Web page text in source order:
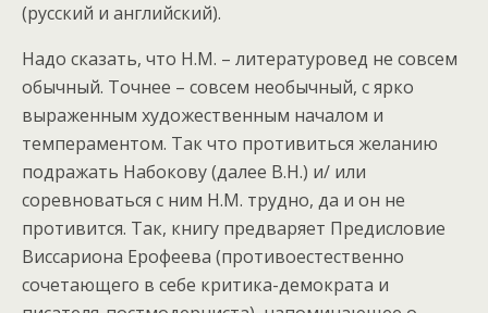
(русский и английский).
Надо сказать, что Н.М. – литературовед не совсем
обычный. Точнее – совсем необычный, с ярко
выраженным художественным началом и
темпераментом. Так что противиться желанию
подражать Набокову (далее В.Н.) и/ или
соревноваться с ним Н.М. трудно, да и он не
противится. Так, книгу предваряет Предисловие
Виссариона Ерофеева (противоестественно
сочетающего в себе критика-демократа и